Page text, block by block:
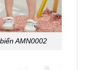
AMN0002